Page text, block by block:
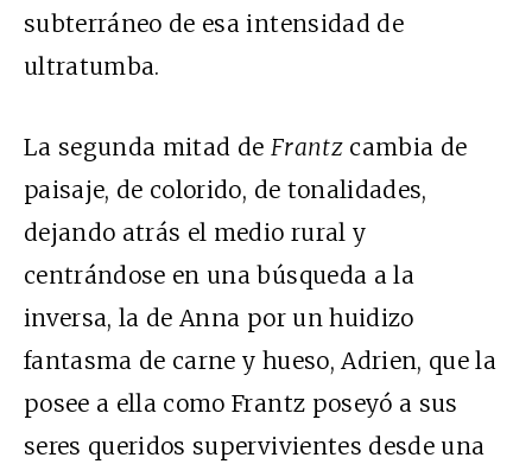
subterráneo de esa intensidad de
ultratumba.
La segunda mitad de Frantzcambia de
paisaje, de colorido, de tonalidades,
dejando atrás el medio rural y
centrándose en una búsqueda a la
inversa, la de Anna por un huidizo
fantasma de carne y hueso, Adrien, que la
posee a ella como Frantz poseyó a sus
seres queridos supervivientes desde una